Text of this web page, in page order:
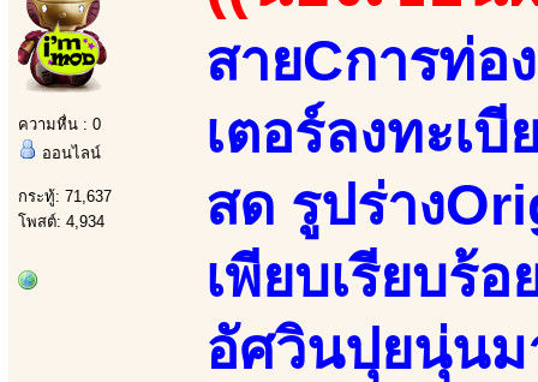
ความหื่น : 0
ออนไลน์
กระทู้: 71,637
โพสต์: 4,934
สายCการท่อ
เตอร์ลงทะเ
สด รูปร่าง
เพียบเรียบร้
อัศวินปุยนุ่นม